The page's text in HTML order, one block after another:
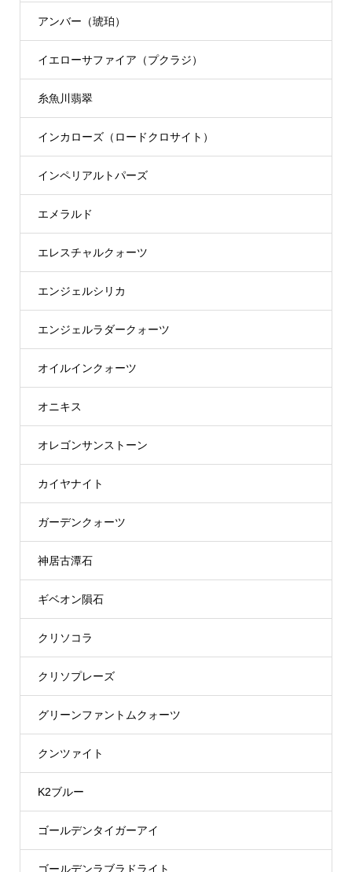
アンバー（琥珀）
イエローサファイア（プクラジ）
糸魚川翡翠
インカローズ（ロードクロサイト）
インペリアルトパーズ
エメラルド
エレスチャルクォーツ
エンジェルシリカ
エンジェルラダークォーツ
オイルインクォーツ
オニキス
オレゴンサンストーン
カイヤナイト
ガーデンクォーツ
神居古潭石
ギベオン隕石
クリソコラ
クリソプレーズ
グリーンファントムクォーツ
クンツァイト
K2ブルー
ゴールデンタイガーアイ
ゴールデンラブラドライト